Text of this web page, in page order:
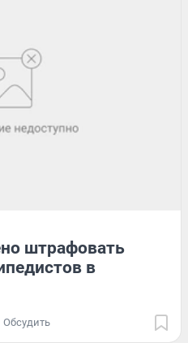
штрафовать
в
Обсудить